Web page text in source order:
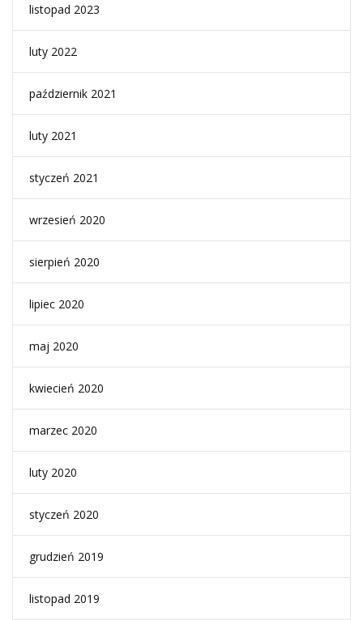
listopad 2023
luty 2022
październik 2021
luty 2021
styczeń 2021
wrzesień 2020
sierpień 2020
lipiec 2020
maj 2020
kwiecień 2020
marzec 2020
luty 2020
styczeń 2020
grudzień 2019
listopad 2019